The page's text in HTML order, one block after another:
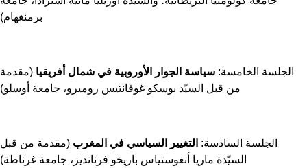
برمنغهام)
الجلسة الخامسة:سياسة الجوار الأوروبية في شمال أفريقيا(مقدمة
من قبل السيّد بوسكو غوفانتيس روميرو، جامعة أوسلو)
الجلسة السادسة:التغيير السياسي في المغرب (مقدمة من قبل
السيّدة ماريا أنغوستياس باريخو فرنانديز، جامعة غرناطة)